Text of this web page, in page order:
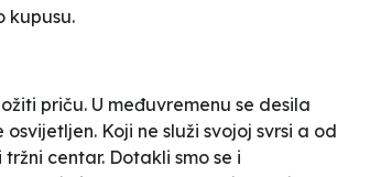
kupusu.
priču. U međuvremenu se desila
Koji ne služi svojoj svrsi a od
centar. Dotakli smo se i